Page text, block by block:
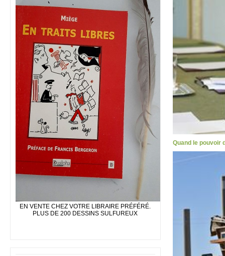
EN VENTE CHEZ VOTRE LIBRAIRE PRÉFÉRÉ.
PLUS DE 200 DESSINS SULFUREUX
Quand le pouvoir